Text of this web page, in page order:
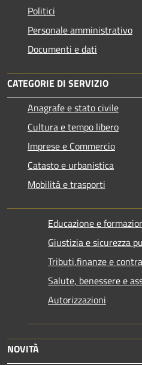
Politici
Personale amministrativo
Documenti e dati
CATEGORIE DI SERVIZIO
Anagrafe e stato civile
Cultura e tempo libero
Imprese e Commercio
Catasto e urbanistica
Mobilità e trasporti
Educazione e
Giustizia e sicurezza
Tributi,finanze e
Salute, benessere e
Autorizzazioni
NOVITÀ